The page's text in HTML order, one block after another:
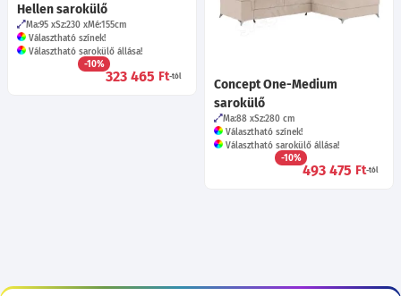
Hellen sarokülő
Ma:95 Sz:230 Mé:155cm
Választható színek!
Választható sarokülő állása!
-10%
323 465 Ft-tól
Concept One-Medium
sarokülő
Ma:88 Sz:280 cm
Választható színek!
Választható sarokülő állása!
-10%
493 475 Ft-tól